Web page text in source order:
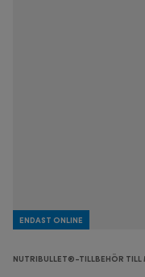
ENDAST ONLINE
NUTRIBULLET®-TILLBEHÖR TILL